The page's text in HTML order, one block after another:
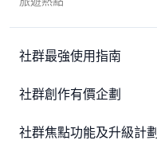
社群最強使用指南
社群創作有價企劃
社群焦點功能及升級計劃